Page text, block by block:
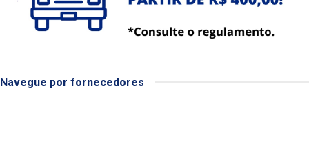
Navegue por fornecedores